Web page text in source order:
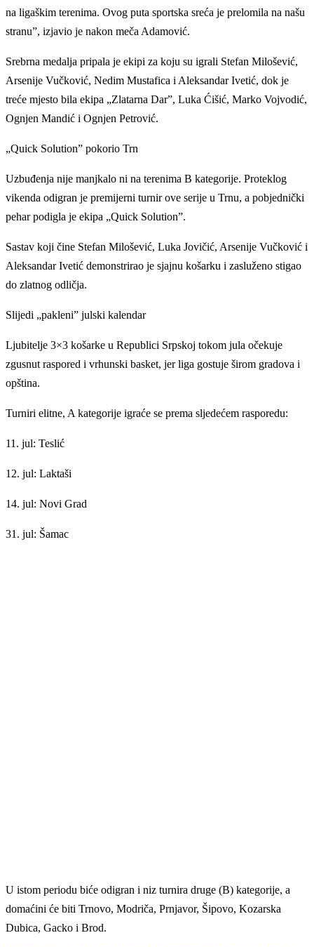
na ligaškim terenima. Ovog puta sportska sreća je prelomila na našu
stranu”, izjavio je nakon meča Adamović.
Srebrna medalja pripala je ekipi za koju su igrali Stefan Milošević,
Arsenije Vučković, Nedim Mustafica i Aleksandar Ivetić, dok je
treće mjesto bila ekipa „Zlatarna Dar”, Luka Ćišić, Marko Vojvodić,
Ognjen Mandić i Ognjen Petrović.
„Quick Solution” pokorio Trn
Uzbuđenja nije manjkalo ni na terenima B kategorije. Proteklog
vikenda odigran je premijerni turnir ove serije u Trnu, a pobjednički
pehar podigla je ekipa „Quick Solution”.
Sastav koji čine Stefan Milošević, Luka Jovičić, Arsenije Vučković i
Aleksandar Ivetić demonstrirao je sjajnu košarku i zasluženo stigao
do zlatnog odličja.
Slijedi „pakleni” julski kalendar
Ljubitelje 3×3 košarke u Republici Srpskoj tokom jula očekuje
zgusnut raspored i vrhunski basket, jer liga gostuje širom gradova i
opština.
Turniri elitne, A kategorije igraće se prema sljedećem rasporedu:
11. jul: Teslić
12. jul: Laktaši
14. jul: Novi Grad
31. jul: Šamac
U istom periodu biće odigran i niz turnira druge (B) kategorije, a
domaćini će biti Trnovo, Modriča, Prnjavor, Šipovo, Kozarska
Dubica, Gacko i Brod.